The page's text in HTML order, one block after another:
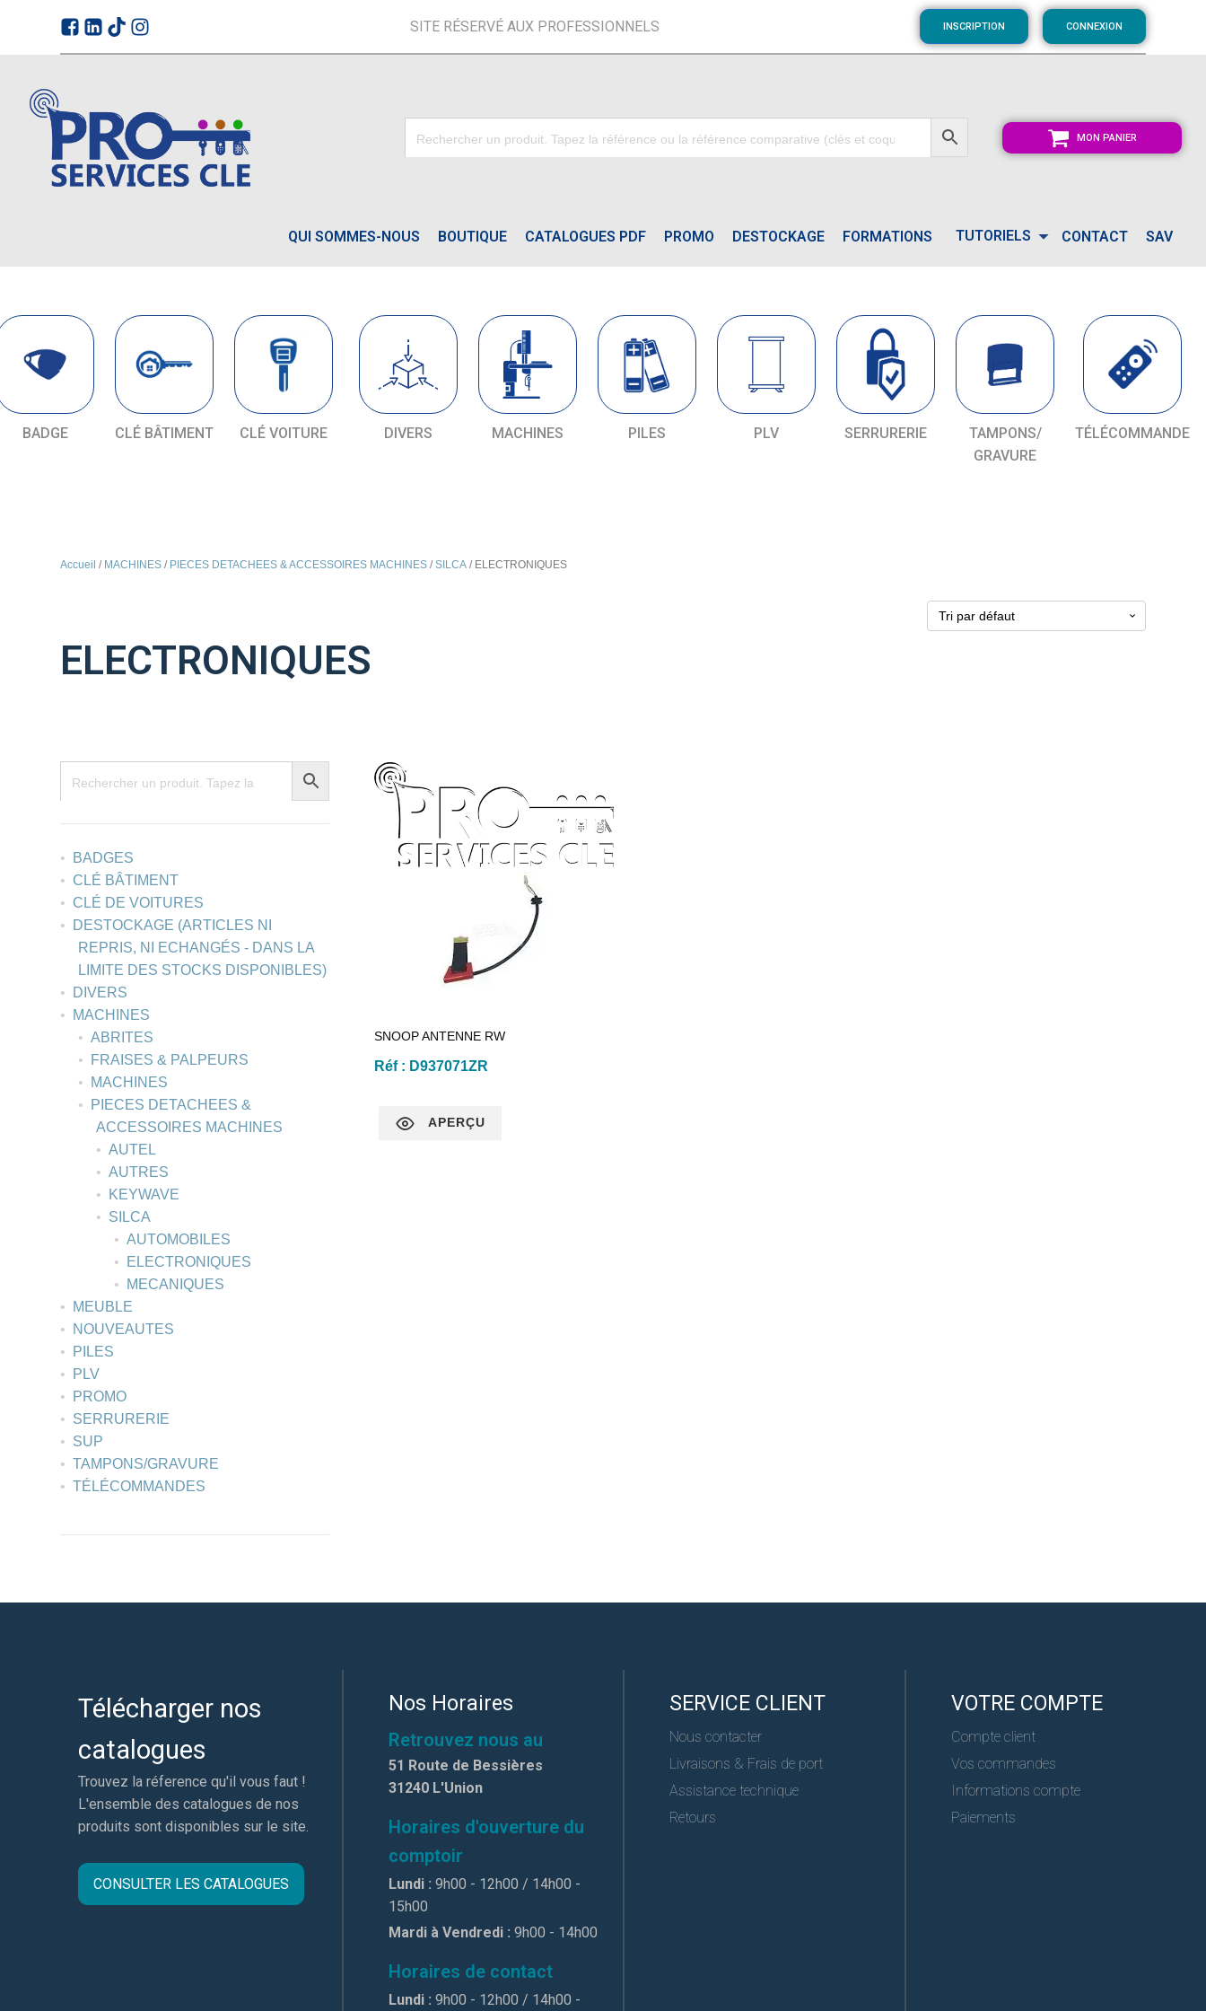
SITE RÉSERVÉ AUX PROFESSIONNELS INSCRIPTION CONNEXION
MON PANIER
QUI SOMMES-NOUS BOUTIQUE CATALOGUES PDF PROMO DESTOCKAGE FORMATIONS TUTORIELS CONTACT SAV
BADGE CLÉ BÂTIMENT CLÉ VOITURE DIVERS MACHINES PILES PLV SERRURERIE
TAMPONS/
GRAVURE
TÉLÉCOMMANDE
Accueil / MACHINES / PIECES DETACHEES & ACCESSOIRES MACHINES /SILCA / ELECTRONIQUES
ELECTRONIQUES
BADGES
CLÉ BÂTIMENT
CLÉ DE VOITURES
DESTOCKAGE (ARTICLES NI
REPRIS, NI ECHANGÉS - DANS LA
LIMITE DES STOCKS DISPONIBLES)
DIVERS
MACHINES
ABRITES
FRAISES & PALPEURS
MACHINES
PIECES DETACHEES &
ACCESSOIRES MACHINES
AUTEL
AUTRES
KEYWAVE
SILCA
AUTOMOBILES
ELECTRONIQUES
MECANIQUES
MEUBLE
NOUVEAUTES
PILES
PLV
PROMO
SERRURERIE
SUP
TAMPONS/GRAVURE
TÉLÉCOMMANDES
APERÇU
SNOOP ANTENNE RW
Réf : D937071ZR
Télécharger nos
catalogues
Trouvez la réference qu'il vous faut !
L'ensemble des catalogues de nos
produits sont disponibles sur le site.
CONSULTER LES CATALOGUES
Nos Horaires
Retrouvez nous au
51 Route de Bessières
31240 L'Union
Horaires d'ouverture du
comptoir
Lundi : 9h00 - 12h00 / 14h00 -
15h00
Mardi à Vendredi : 9h00 - 14h00
Horaires de contact
Lundi : 9h00 - 12h00 / 14h00 -
SERVICE CLIENT
Nous contacter
Livraisons & Frais de port
Assistance technique
Retours
VOTRE COMPTE
Compte client
Vos commandes
Informations compte
Paiements